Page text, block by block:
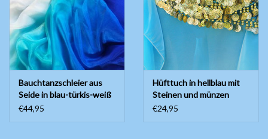
Bauchtanzschleier aus
Seide in blau-türkis-weiß
€44,95
Hüfttuch in hellblau mit
Steinen und münzen
€24,95